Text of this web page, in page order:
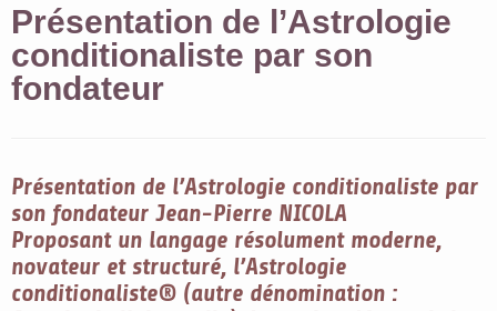
Présentation de l’Astrologie
conditionaliste par son
fondateur
Présentation de l’Astrologie conditionaliste par
son fondateur Jean-Pierre NICOLA
Proposant un langage résolument moderne,
novateur et structuré, l’Astrologie
conditionaliste® (autre dénomination :